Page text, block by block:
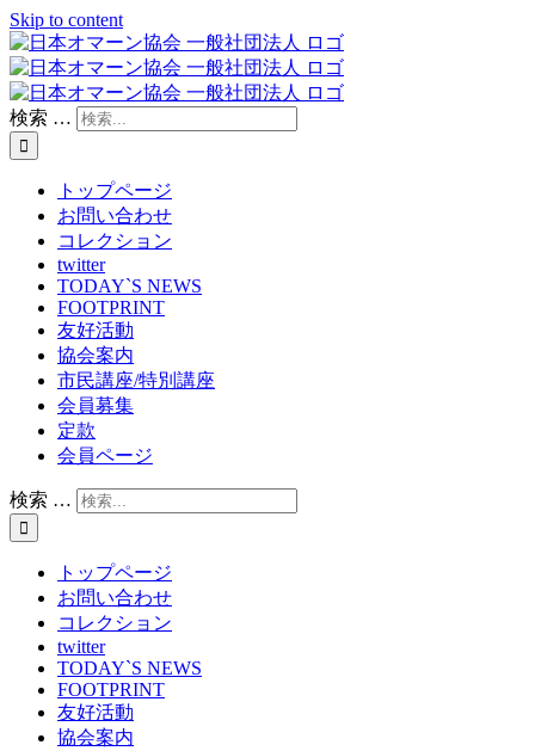
Skip to content
検索 …
トップページ
お問い合わせ
コレクション
twitter
TODAY`S NEWS
FOOTPRINT
友好活動
協会案内
市民講座/特別講座
会員募集
定款
会員ページ
検索 …
トップページ
お問い合わせ
コレクション
twitter
TODAY`S NEWS
FOOTPRINT
友好活動
協会案内